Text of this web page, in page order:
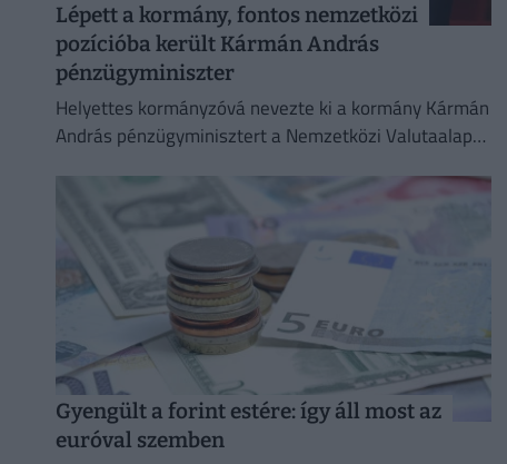
Lépett a kormány, fontos nemzetközi
pozícióba került Kármán András
pénzügyminiszter
Helyettes kormányzóvá nevezte ki a kormány Kármán
András pénzügyminisztert a Nemzetközi Valutaalap
Gyengült a forint estére: így áll most az
euróval szemben